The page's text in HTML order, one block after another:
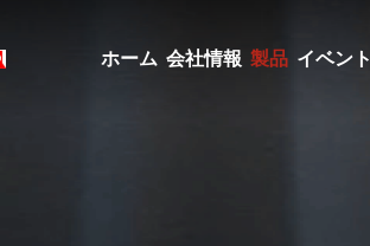
ホーム 会社情報 製品 イベント